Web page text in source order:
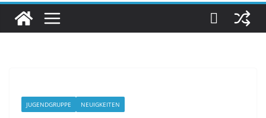
JUGENDGRUPPE NEUIGKEITEN